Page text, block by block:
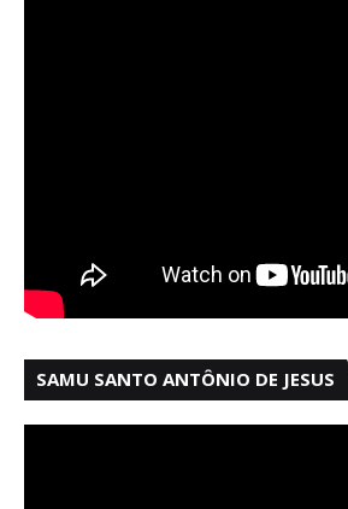
SAMU SANTO ANTÔNIO DE JESUS